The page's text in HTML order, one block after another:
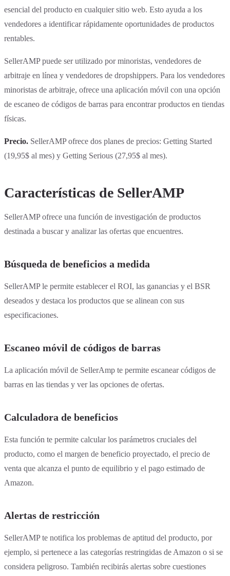
esencial del producto en cualquier sitio web. Esto ayuda a los
vendedores a identificar rápidamente oportunidades de productos
rentables.
SellerAMP puede ser utilizado por minoristas, vendedores de
arbitraje en línea y vendedores de dropshippers. Para los vendedores
minoristas de arbitraje, ofrece una aplicación móvil con una opción
de escaneo de códigos de barras para encontrar productos en tiendas
físicas.
Precio. SellerAMP ofrece dos planes de precios: Getting Started
(19,95$ al mes) y Getting Serious (27,95$ al mes).
Características de SellerAMP
SellerAMP ofrece una función de investigación de productos
destinada a buscar y analizar las ofertas que encuentres.
Búsqueda de beneficios a medida
SellerAMP le permite establecer el ROI, las ganancias y el BSR
deseados y destaca los productos que se alinean con sus
especificaciones.
Escaneo móvil de códigos de barras
La aplicación móvil de SellerAmp te permite escanear códigos de
barras en las tiendas y ver las opciones de ofertas.
Calculadora de beneficios
Esta función te permite calcular los parámetros cruciales del
producto, como el margen de beneficio proyectado, el precio de
venta que alcanza el punto de equilibrio y el pago estimado de
Amazon.
Alertas de restricción
SellerAMP te notifica los problemas de aptitud del producto, por
ejemplo, si pertenece a las categorías restringidas de Amazon o si se
considera peligroso. También recibirás alertas sobre cuestiones